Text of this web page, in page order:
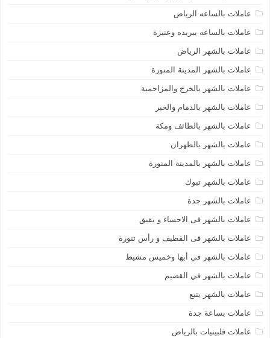
عاملات بالساعه الرياض
عاملات بالساعه ببريده وعنيزة
عاملات بالشهر الرياض
عاملات بالشهر المدينة المنورة
عاملات بالشهر بالخرج والمزاحمية
عاملات بالشهر بالدمام والخبر
عاملات بالشهر بالطائف ومكة
عاملات بالشهر بالظهران
عاملات بالشهر بالمدينة المنورة
عاملات بالشهر تبوك
عاملات بالشهر جدة
عاملات بالشهر فى الاحساء و بقيق
عاملات بالشهر فى القطيف و رأس تنورة
عاملات بالشهر في أبها وخميس مشيط
عاملات بالشهر في القصيم
عاملات بالشهر ينبع
عاملات بساعة جدة
عاملات فلبينيات بالرياض